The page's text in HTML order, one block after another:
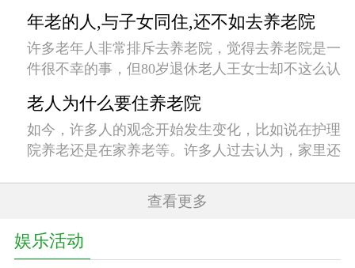
发、突发性，对患病、残疾、半残疾老人的治疗和
护理困扰着千家万户。然而，目前的情况是医疗机
构和养老机构是独立自主、自力更生的。敬老院不
方便治疗，医院又不能供养老人。…
年老的人,与子女同住,还不如去养老院
许多老年人非常排斥去养老院，觉得去养老院是一
件很不幸的事，但80岁退休老人王女士却不这么认
士为什么想去养老院呢？听听她怎么说。 本人现已
80岁，已在疗养院住了一…
老人为什么要住养老院
如今，许多人的观念开始发生变化，比如说在护理
院养老还是在家养老等。许多人过去认为，家里还
被送到疗养院，那就是他们后代的不孝。但现在情
况不同了，观念也发生了变化，因为把老人留在家
里养老，孩子和孙子不能好好照顾老…
查看更多
娱乐活动